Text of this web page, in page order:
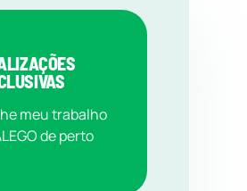
meu trabalho
de perto